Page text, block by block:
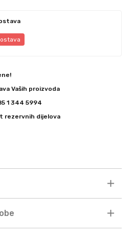
Vaših proizvoda
1 344 5994
rezervnih dijelova